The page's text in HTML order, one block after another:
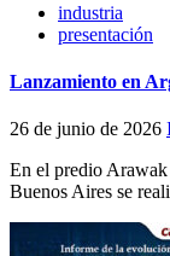
industria
presentación
Lanzamiento en
26 de junio de 2026
En el predio
Buenos Aires se